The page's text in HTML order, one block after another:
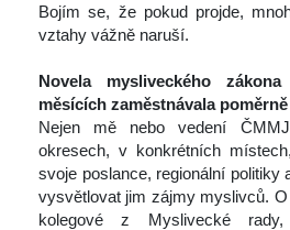
Bojím se, že pokud projde,
vztahy vážně naruší.
Novela mysliveckého
měsících zaměstnávala
Nejen mě nebo vedení
okresech, v konkrétních
voje poslance, regionální politiky
vysvětlovat jim zájmy myslivců.
kolegové z Myslivecké